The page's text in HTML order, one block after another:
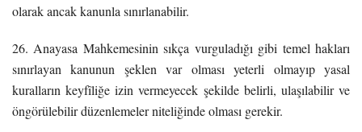
olarak ancak kanunla sınırlanabilir.
26. Anayasa Mahkemesinin sıkça vurguladığı gibi temel hakları
sınırlayan kanunun şeklen var olması yeterli olmayıp yasal
kuralların keyfîliğe izin vermeyecek şekilde belirli, ulaşılabilir ve
öngörülebilir düzenlemeler niteliğinde olması gerekir.